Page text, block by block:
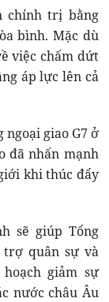
chính trị bằng
bình. Mặc dù
việc chấm dứt
áp lực lên cả
giao G7 ở
đã nhấn mạnh
khi thúc đẩy
sẽ giúp Tổng
trợ quân sự và
giảm sự
nước châu Âu